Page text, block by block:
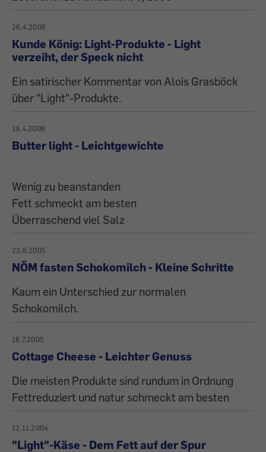
26.4.2006
Kunde König: Light-Produkte - Light
verzeiht, der Speck nicht
Ein satirischer Kommentar von Alois Grasböck
über "Light"-Produkte.
19.4.2006
Butter light - Leichtgewichte
Wenig zu beanstanden
Fett schmeckt am besten
Überraschend viel Salz
22.8.2005
NÖM fasten Schokomilch - Kleine Schritte
Kaum ein Unterschied zur normalen
Schokomilch.
18.7.2005
Cottage Cheese - Leichter Genuss
Die meisten Produkte sind rundum in Ordnung
Fettreduziert und natur schmeckt am besten
12.11.2004
"Light"-Käse - Dem Fett auf der Spur